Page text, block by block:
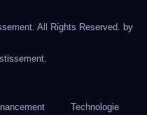
All Rights Reserved. by
Technologie